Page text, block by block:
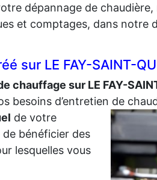
dépannage de chaudière,
et comptages, dans notre
sur LE FAY-SAINT-
chauffage sur LE FAY-
besoins d’entretien de
de votre
bénéficier des
lesquelles vous